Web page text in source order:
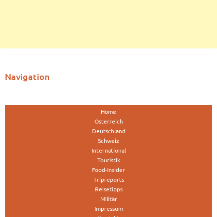
Navigation
Home
Österreich
Deutschland
Schweiz
International
Touristik
Food-Insider
Tripreports
Reisetipps
Militär
Impressum